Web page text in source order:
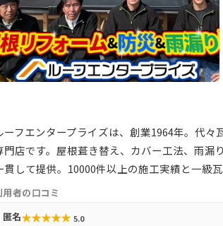
ーフエンタープライズは、創業1964年。代
門店です。屋根葺き替え、カバー工法、雨漏
貫して提供。10000件以上の施工実績と一級
用者の口コミ
匿名★★★★★ 5.0